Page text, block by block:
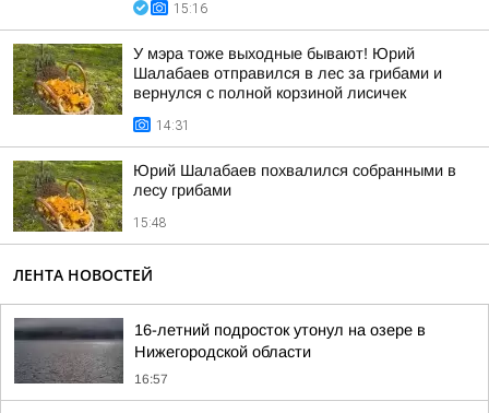
15:16
У мэра тоже выходные бывают! Юрий
Шалабаев отправился в лес за грибами и
вернулся с полной корзиной лисичек
14:31
Юрий Шалабаев похвалился собранными в
лесу грибами
15:48
ЛЕНТА НОВОСТЕЙ
16-летний подросток утонул на озере в
Нижегородской области
16:57